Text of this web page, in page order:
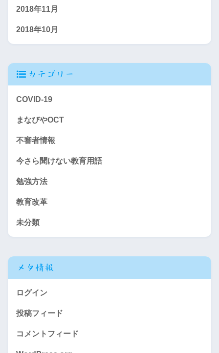
2018年11月
2018年10月
カテゴリー
COVID-19
まなびやOCT
不審者情報
今さら聞けない教育用語
勉強方法
教育改革
未分類
メタ情報
ログイン
投稿フィード
コメントフィード